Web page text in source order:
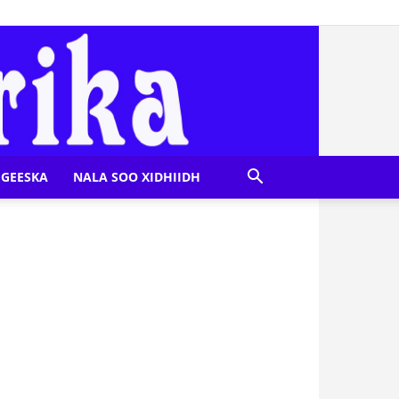
NALA SOO XIDHIIDH